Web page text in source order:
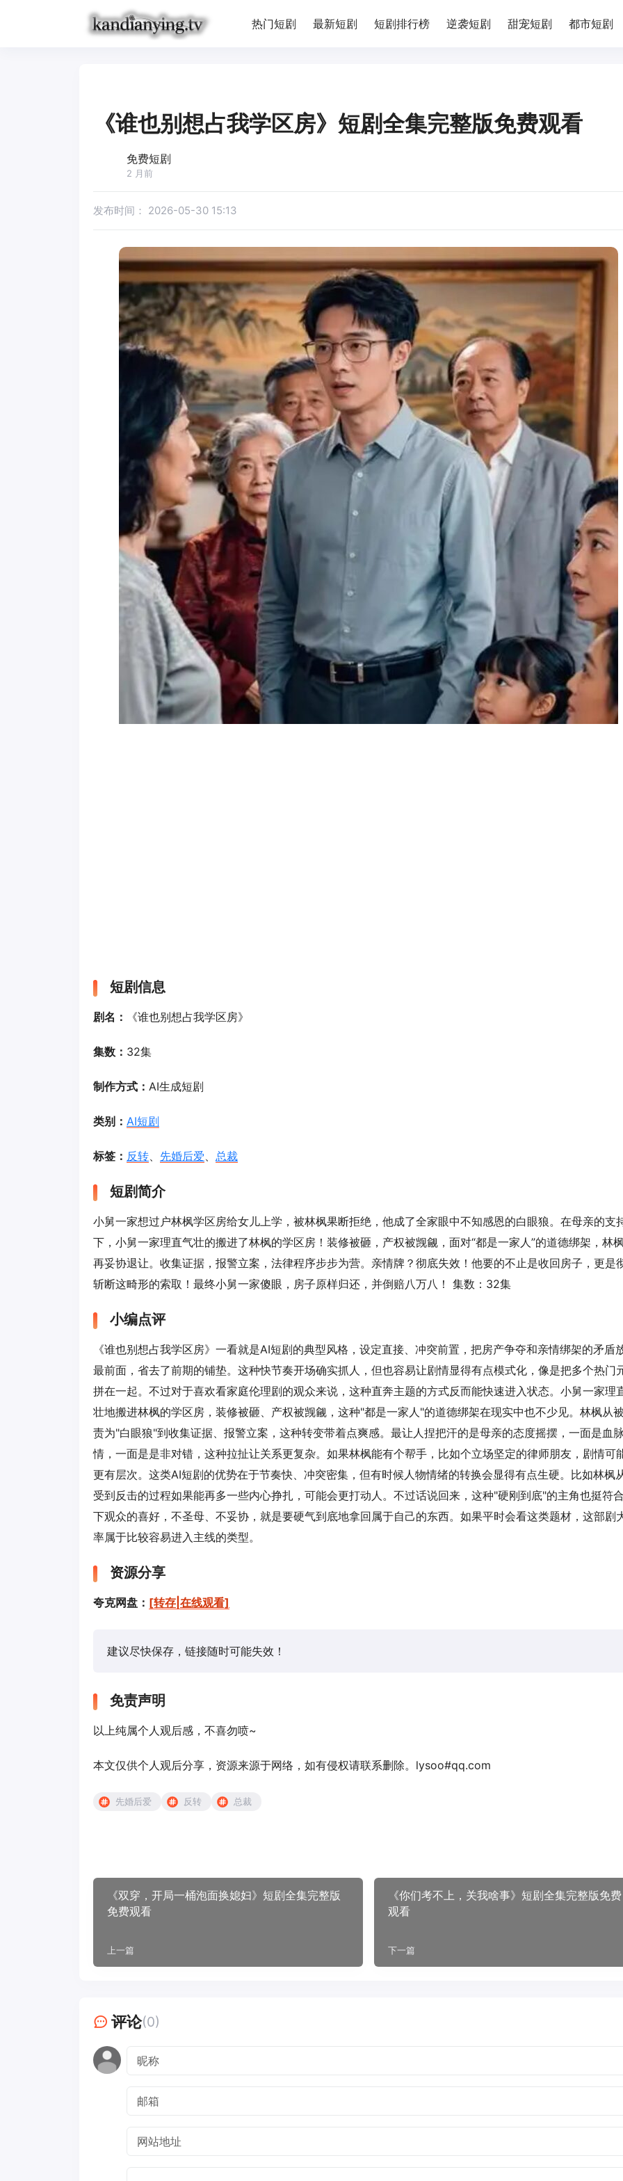
热门短剧 最新短剧 短剧排行榜 逆袭短剧 甜宠短剧 都市短剧
《谁也别想占我学区房》短剧全集完整版免费观看
免费短剧
2 月前
发布时间： 2026-05-30 15:13
短剧信息
剧名： 《谁也别想占我学区房》
集数： 32集
制作方式： AI生成短剧
类别： AI短剧
标签： 反转、 先婚后爱、 总裁
短剧简介
小舅一家想过户林枫学区房给女儿上学，被林枫果断拒绝，他成了全家眼中不知感恩的白眼狼。在母亲的支
下，小舅一家理直气壮的搬进了林枫的学区房！装修被砸，产权被觊觎，面对“都是一家人”的道德绑架，林
再妥协退让。收集证据，报警立案，法律程序步步为营。亲情牌？彻底失效！他要的不止是收回房子，更是
斩断这畸形的索取！最终小舅一家傻眼，房子原样归还，并倒赔八万八！ 集数：32集
小编点评
《谁也别想占我学区房》一看就是AI短剧的典型风格，设定直接、冲突前置，把房产争夺和亲情绑架的矛盾
最前面，省去了前期的铺垫。这种快节奏开场确实抓人，但也容易让剧情显得有点模式化，像是把多个热门
拼在一起。不过对于喜欢看家庭伦理剧的观众来说，这种直奔主题的方式反而能快速进入状态。小舅一家理
壮地搬进林枫的学区房，装修被砸、产权被觊觎，这种"都是一家人"的道德绑架在现实中也不少见。林枫从
责为"白眼狼"到收集证据、报警立案，这种转变带着点爽感。最让人捏把汗的是母亲的态度摇摆，一面是血
情，一面是是非对错，这种拉扯让关系更复杂。如果林枫能有个帮手，比如个立场坚定的律师朋友，剧情可
更有层次。这类AI短剧的优势在于节奏快、冲突密集，但有时候人物情绪的转换会显得有点生硬。比如林枫
受到反击的过程如果能再多一些内心挣扎，可能会更打动人。不过话说回来，这种"硬刚到底"的主角也挺符
下观众的喜好，不圣母、不妥协，就是要硬气到底地拿回属于自己的东西。如果平时会看这类题材，这部剧
率属于比较容易进入主线的类型。
资源分享
夸克网盘： [转存|在线观看]
建议尽快保存，链接随时可能失效！
免责声明
以上纯属个人观后感，不喜勿喷~
本文仅供个人观后分享，资源来源于网络，如有侵权请联系删除。lysoo#qq.com
先婚后爱 反转 总裁
《双穿，开局一桶泡面换媳妇》短剧全集完整版
免费观看
上一篇
《你们考不上，关我啥事》短剧全集完整版免费
观看
下一篇
评论(0)